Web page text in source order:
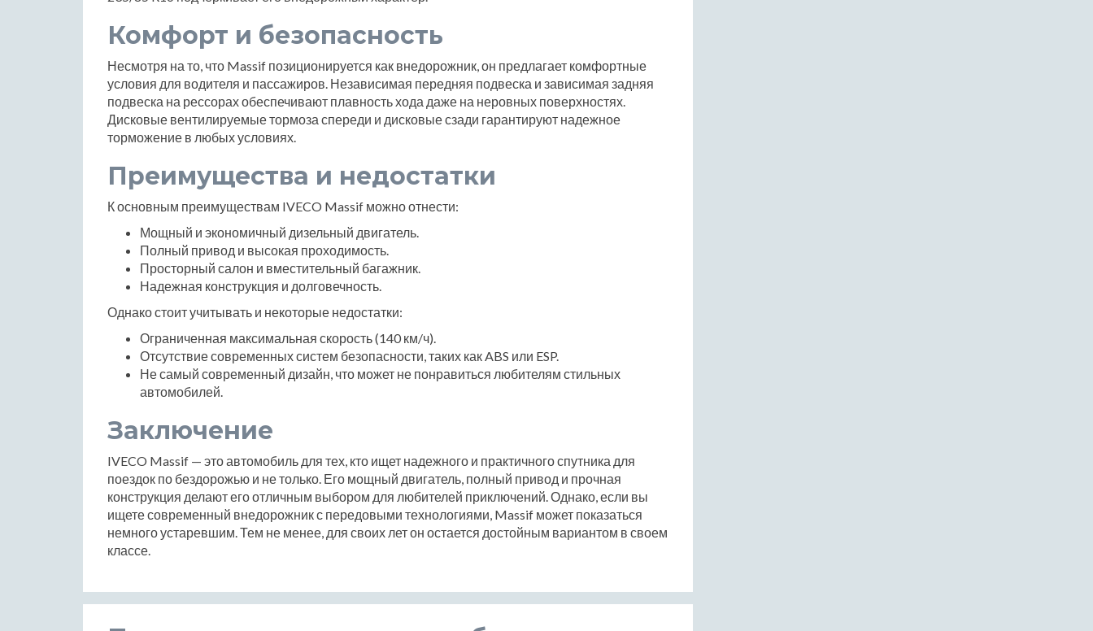
Комфорт и безопасность
Несмотря на то, что Massif позиционируется как внедорожник, он предлагает комфортные
условия для водителя и пассажиров. Независимая передняя подвеска и зависимая задняя
подвеска на рессорах обеспечивают плавность хода даже на неровных поверхностях.
Дисковые вентилируемые тормоза спереди и дисковые сзади гарантируют надежное
торможение в любых условиях.
Преимущества и недостатки
К основным преимуществам IVECO Massif можно отнести:
Мощный и экономичный дизельный двигатель.
Полный привод и высокая проходимость.
Просторный салон и вместительный багажник.
Надежная конструкция и долговечность.
Однако стоит учитывать и некоторые недостатки:
Ограниченная максимальная скорость (140 км/ч).
Отсутствие современных систем безопасности, таких как ABS или ESP.
Не самый современный дизайн, что может не понравиться любителям стильных
автомобилей.
Заключение
IVECO Massif — это автомобиль для тех, кто ищет надежного и практичного спутника для
поездок по бездорожью и не только. Его мощный двигатель, полный привод и прочная
конструкция делают его отличным выбором для любителей приключений. Однако, если вы
ищете современный внедорожник с передовыми технологиями, Massif может показаться
немного устаревшим. Тем не менее, для своих лет он остается достойным вариантом в своем
классе.